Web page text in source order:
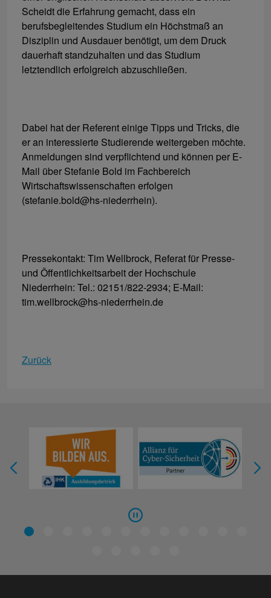
Scheidt die Erfahrung gemacht, dass ein
berufsbegleitendes Studium ein Höchstmaß an
Disziplin und Ausdauer benötigt, um dem Druck
dauerhaft standzuhalten und das Studium
letztendlich erfolgreich abzuschließen.
Dabei hat der Referent einige Tipps und Tricks, die
er an interessierte Studierende weitergeben möchte.
Anmeldungen sind verpflichtend und können per E-
Mail über Stefanie Bold im Fachbereich
Wirtschaftswissenschaften erfolgen
(stefanie.bold@hs-niederrhein).
Pressekontakt: Tim Wellbrock, Referat für Presse-
und Öffentlichkeitsarbeit der Hochschule
Niederrhein: Tel.: 02151/822-2934; E-Mail:
tim.wellbrock@hs-niederrhein.de
Zurück